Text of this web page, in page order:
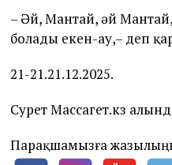
– Әй, Мантай, әй
болады екен-ау,– деп
21-21.21.12.2025.
Сурет Массагет.кз
Парақшамызға